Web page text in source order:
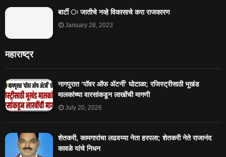
बार्टी ः जातीचे नव्हे विकासाचे करा राजकारण
January 28, 2023
महाराष्ट्र
नागपुरात ‘पॉवर ऑफ ॲटर्नी’ घोटाळा; रजिस्ट्रीसाठी भूखंड
मालकांच्या वारसांकडून लाखोंची मागणी
July 20, 2026
शेतकरी, कामगारांचा लढवय्या नेता हरपला; शेतकरी नेते राजानंद
कावळे यांचे निधन